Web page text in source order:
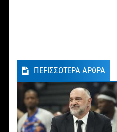
ΠΕΡΙΣΣΟΤΕΡΑ ΑΡΘΡΑ